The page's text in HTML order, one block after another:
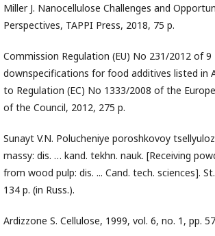
Miller J. Nanocellulose Challenges and
Perspectives, TAPPI Press, 2018, 75 p.
Commission Regulation (EU) No 231/2012 of 9
downspecifications for food additives listed in
to Regulation (EC) No 1333/2008 of the
of the Council, 2012, 275 p.
Sunayt V.N. Polucheniye poroshkovoy
massy: dis. … kand. tekhn. nauk. [Receiving
from wood pulp: dis. ... Cand. tech. sciences].
134 p. (in Russ.).
Ardizzone S. Cellulose, 1999, vol. 6, no. 1, pp.